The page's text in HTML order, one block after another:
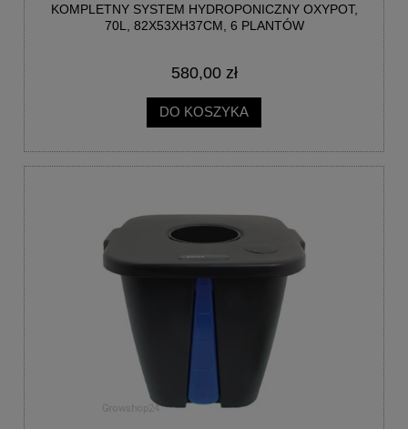
KOMPLETNY SYSTEM HYDROPONICZNY OXYPOT,
70L, 82X53XH37CM, 6 PLANTÓW
580,00 zł
DO KOSZYKA